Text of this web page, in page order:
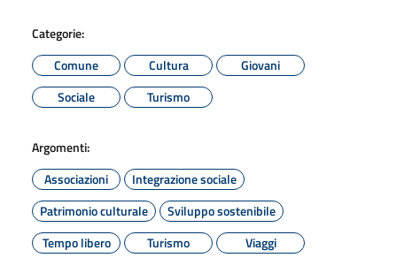
Categorie:
Comune
Cultura
Giovani
Sociale
Turismo
Argomenti:
Associazioni
Integrazione sociale
Patrimonio culturale
Sviluppo sostenibile
Tempo libero
Turismo Viaggi